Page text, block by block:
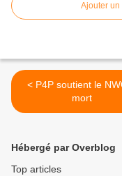
Ajouter un
< P4P soutient le NWO à
mort
Hébergé par Overblog
Top articles